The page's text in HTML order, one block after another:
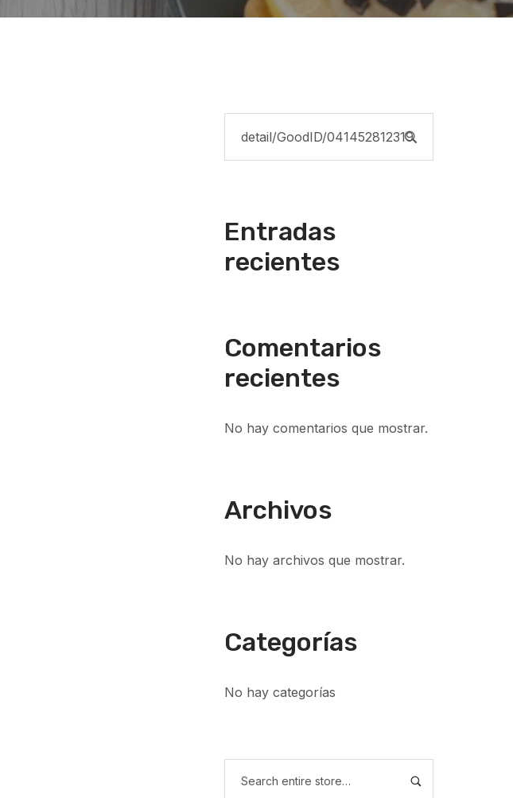
Entradas
recientes
Comentarios
recientes
No hay comentarios que mostrar.
Archivos
No hay archivos que mostrar.
Categorías
No hay categorías